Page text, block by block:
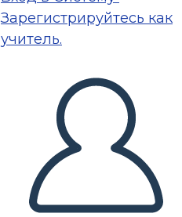
Зарегистрируйтесь как
учитель.